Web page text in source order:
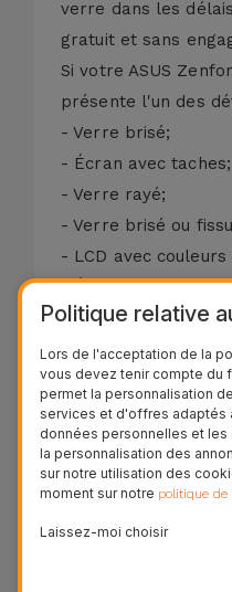
verre dans les
gratuit et sans
Si votre ASUS
présente l'un des
- Verre brisé;
- Écran avec taches;
- Verre rayé;
- Verre brisé ou
- LCD avec
- Écran noir;
- Affichage
- Touchez Non
Nous réparons
Max ZC550KL 2016
La garantie de
ASUS Zenfone Max
deux ans sur les
49,95 € - TVA
Politique relative
Lors de l'acceptation de la
vous devez tenir compte du
permet la personnalisation
services et d'offres adaptés
données personnelles et
la personnalisation des
sur notre utilisation des
moment sur notre politique
Laissez-moi choisir